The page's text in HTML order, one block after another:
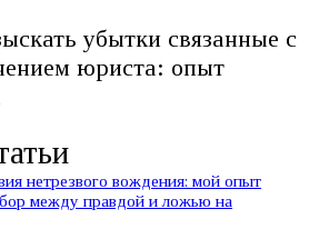
убытки связанные с
юриста: опыт
нетрезвого вождения: мой опыт
между правдой и ложью на